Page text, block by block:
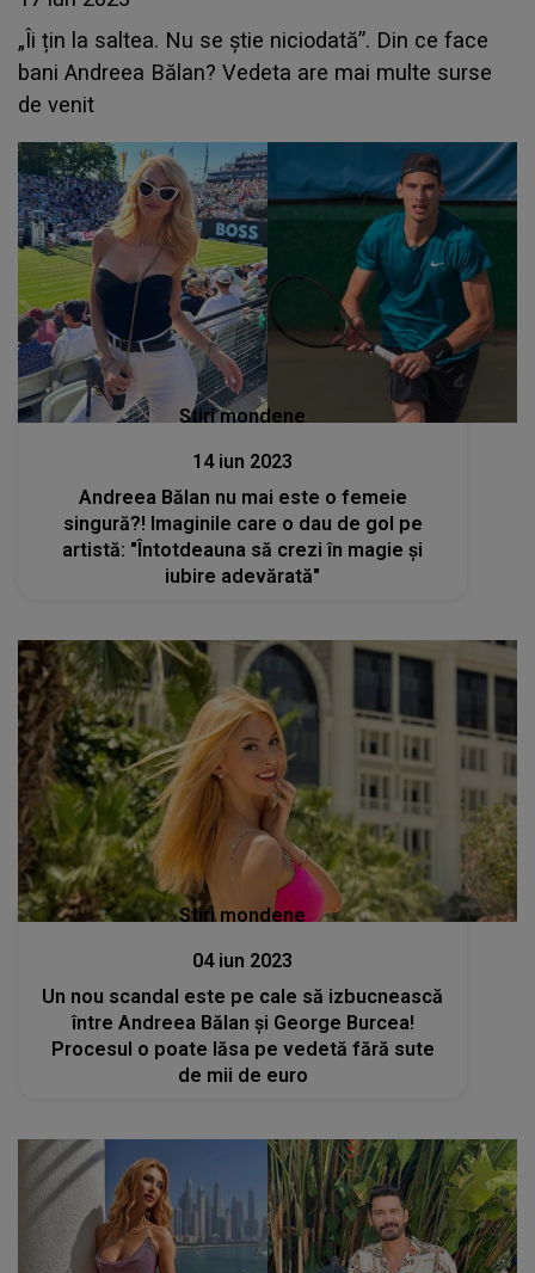
„Îi țin la saltea. Nu se știe niciodată”. Din ce face
bani Andreea Bălan? Vedeta are mai multe surse
de venit
Stiri mondene
14 iun 2023
Andreea Bălan nu mai este o femeie
singură?! Imaginile care o dau de gol pe
artistă: "Întotdeauna să crezi în magie și
iubire adevărată"
Stiri mondene
04 iun 2023
Un nou scandal este pe cale să izbucnească
între Andreea Bălan și George Burcea!
Procesul o poate lăsa pe vedetă fără sute
de mii de euro